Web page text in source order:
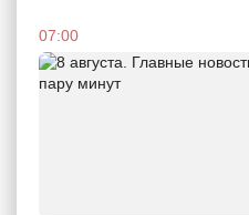
07:00